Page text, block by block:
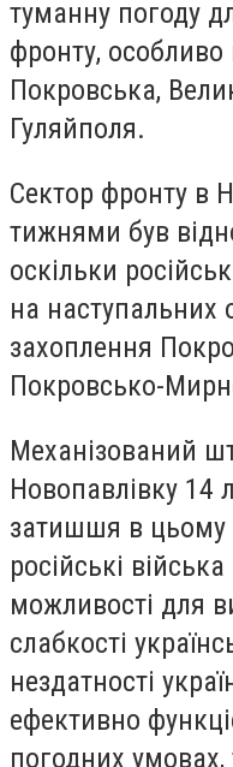
туманну погоду
фронту,
Покровська,
Гуляйполя.
Сектор фронту в
тижнями був
оскільки
на наступальних
захоплення
Покровсько-
Механізований
Новопавлівку 14
затишшя в цьому
російські
можливості для
слабкості
нездатності
ефективно
погодних